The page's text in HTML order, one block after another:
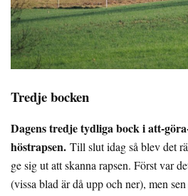
Tredje bocken
Dagens tredje tydliga bock i att-
höstrapsen. Till slut idag så blev det
ge sig ut att skanna rapsen. Först var
(vissa blad är då upp och ner), men